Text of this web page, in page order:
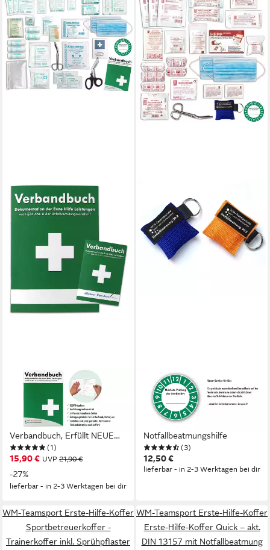
WM-TEAMSPORT
Erste-Hilfe-Set Komplett-
Füllung Erste-Hilfe NEUE DIN
13157 für Betriebe +
Verbandbuch, Erfüllt NEUE
DIN 13157 (Betriebe)+ DIN
13164 (KFZ) + Verbandbuch
incl.
(1)
15,90 € UVP 21,90 €
-27%
lieferbar - in 2-3 Werktagen bei dir
WM-TEAMSPORT
Erste-Hilfe-Set KFZ -
Verbandkasten - Set DIN
13164 Plus 1 mit
Notfallbeatmungshilfe
(3)
12,50 €
lieferbar - in 2-3 Werktagen bei dir
WM-Teamsport Erste-Hilfe-Koffer
Sportbetreuerkoffer -
Trainerkoffer inkl. Sprühpflaster
WM-Teamsport Erste-Hilfe-Koffer
Erste-Hilfe-Koffer Quick – akt.
DIN 13157 mit Notfallbeatmung